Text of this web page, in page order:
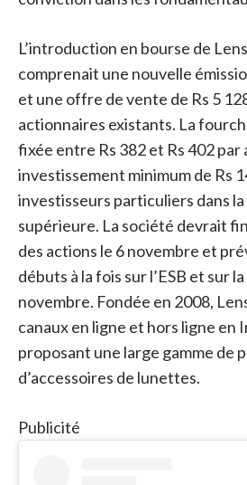
L’introduction en bourse de
comprenait une nouvelle
et une offre de vente de Rs 5
actionnaires existants. La
fixée entre Rs 382 et Rs 402 par
investissement minimum de Rs
investisseurs particuliers dans
supérieure. La société devrait
des actions le 6 novembre et
débuts à la fois sur l’ESB et sur
novembre. Fondée en 2008,
canaux en ligne et hors ligne en
proposant une large gamme de
d’accessoires de lunettes.
Publicité